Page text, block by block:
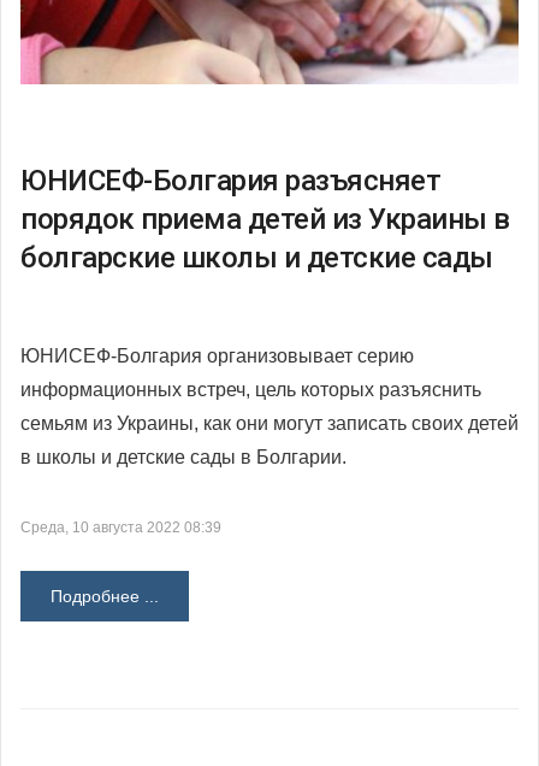
ЮНИСЕФ-Болгария разъясняет
порядок приема детей из Украины в
болгарские школы и детские сады
ЮНИСЕФ-Болгария организовывает серию
информационных встреч, цель которых разъяснить
семьям из Украины, как они могут записать своих детей
в школы и детские сады в Болгарии.
Среда, 10 августа 2022 08:39
Подробнее ...